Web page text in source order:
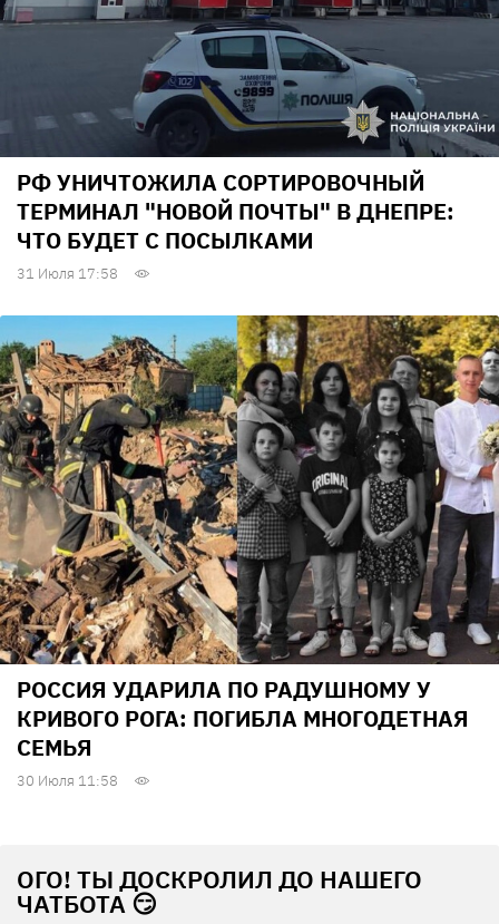
РФ УНИЧТОЖИЛА СОРТИРОВОЧНЫЙ
ТЕРМИНАЛ "НОВОЙ ПОЧТЫ" В ДНЕПРЕ:
ЧТО БУДЕТ С ПОСЫЛКАМИ
31 Июля 17:58
РОССИЯ УДАРИЛА ПО РАДУШНОМУ У
КРИВОГО РОГА: ПОГИБЛА МНОГОДЕТНАЯ
СЕМЬЯ
30 Июля 11:58
ОГО! ТЫ ДОСКРОЛИЛ ДО НАШЕГО
ЧАТБОТА 😏